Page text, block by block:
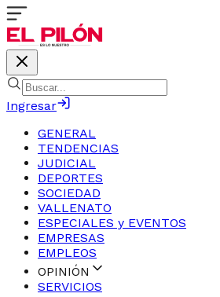
Ingresar
GENERAL
TENDENCIAS
JUDICIAL
DEPORTES
SOCIEDAD
VALLENATO
ESPECIALES y EVENTOS
EMPRESAS
EMPLEOS
OPINIÓN
SERVICIOS